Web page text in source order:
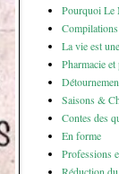
Pourquoi Le
Compilations
La vie est
Pharmacie
Saisons &
Contes des
En forme
Professions